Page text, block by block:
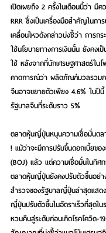
เปิดเผยถึง 2 ครั้งในเดือนนี้ว่า มีค
RRR ซึ่งเป็นเครื่องมือสำคัญในก
เคลื่อนไหวดังกล่าวบ่งชี้ว่า การกร
ใช้นโยบายทางการเงินนั้น ยังคงเ
ใช้ หลังจากที่นักเศรษฐศาสตร์ใน
คาดการณ์ว่า ผลิตภัณฑ์มวลรวมภ
จีนอาจขยายตัวเพียง 4.6% ในปี
รัฐบาลจีนที่ระดับราว 5%
ตลาดหุ้นญี่ปุ่นหนุนความเชื่อมั่นตล
! แม้ว่าจะมีการปรับขึ้นดอกเบี้ยข
(BOJ) แล้ว แต่ความเชื่อมั่นในทิศ
ตลาดหุ้นญี่ปุ่นยังคงปรับตัวขึ้นอย่า
สำรวจของรัฐบาลญี่ปุ่นล่าสุดแสด
ญี่ปุ่นปรับตัวขึ้นในอัตราเร็วที่สุดใ
หวนคืนสู่ระดับก่อนเกิดโรคโควิด-